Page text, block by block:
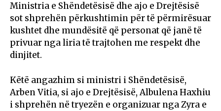
Ministria e Shëndetësisë dhe ajo e Drejtësisë
sot shprehën përkushtimin për të përmirësuar
kushtet dhe mundësitë që personat që janë të
privuar nga liria të trajtohen me respekt dhe
dinjitet.
Këtë angazhim si ministri i Shëndetësisë,
Arben Vitia, si ajo e Drejtësisë, Albulena Haxhiu
i shprehën në tryezën e organizuar nga Zyra e